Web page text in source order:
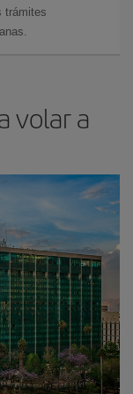
trámites
volar a